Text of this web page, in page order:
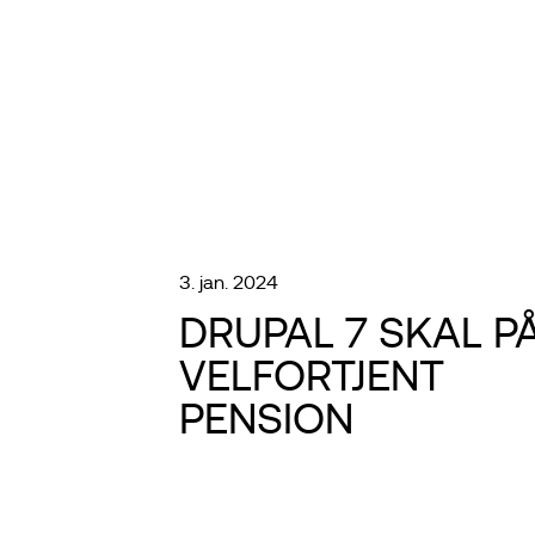
3. jan. 2024
DRUPAL 7 SKAL
VELFORTJENT
PENSION